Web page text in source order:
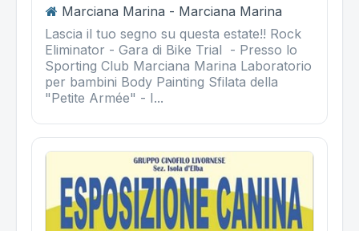
Marciana Marina - Marciana Marina
Lascia il tuo segno su questa estate!! Rock
Eliminator - Gara di Bike Trial - Presso lo
Sporting Club Marciana Marina Laboratorio
per bambini Body Painting Sfilata della
"Petite Armée" - I...